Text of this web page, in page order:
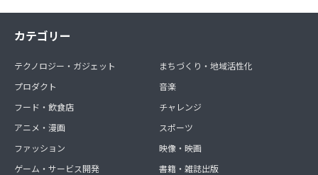
カテゴリー
テクノロジー・ガジェット
プロダクト
フード・飲食店
アニメ・漫画
ファッション
ゲーム・サービス開発
まちづくり・地域活性化
音楽
チャレンジ
スポーツ
映像・映画
書籍・雑誌出版